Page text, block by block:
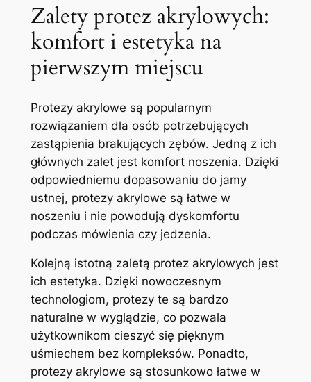
Zalety protez akrylowych:
komfort⁣ i estetyka na
pierwszym miejscu
Protezy akrylowe są​ popularnym‍
rozwiązaniem ⁣dla osób potrzebujących
zastąpienia brakujących zębów. Jedną z ich ​
głównych zalet⁣ jest komfort ‌noszenia.⁣ Dzięki
‌odpowiedniemu dopasowaniu do jamy
ustnej, protezy akrylowe‍ są‍ łatwe w
noszeniu​ i nie powodują dyskomfortu
podczas ⁤mówienia czy jedzenia.
Kolejną istotną zaletą protez akrylowych jest
ich estetyka. Dzięki nowoczesnym
technologiom, protezy te są bardzo
naturalne w wyglądzie,⁤ co pozwala ​
użytkownikom cieszyć się pięknym
uśmiechem bez​ kompleksów.⁣ Ponadto,
protezy akrylowe są stosunkowo łatwe w